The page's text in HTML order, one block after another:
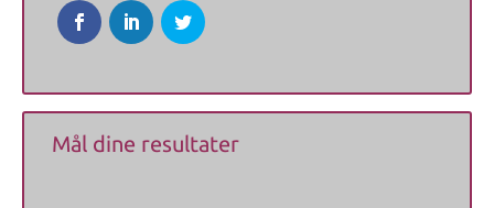
Mål dine resultater